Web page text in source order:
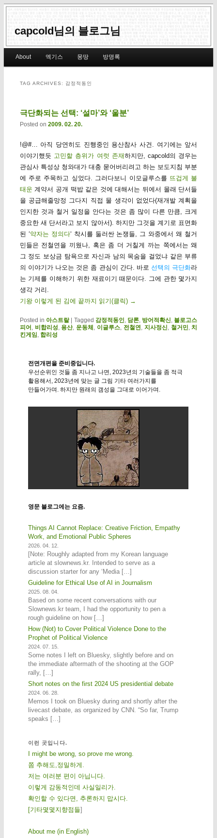
capcold님의 블로그님
Skip to primary content
Skip to secondary content
About 엑기스 몽땅 방명록
TAG ARCHIVES: 감정적동인
극단화되는 선택: ‘설마’와 ‘울분’
Posted on 2009. 02. 20.
!@#… 아직 당연히도 진행중인 용산참사 사건. 여기에는 앞서
이야기했듯 고민할 층위가 여럿 존재하지만, capcold의 경우는
관심사 특성상 청와대가 대충 묻어버리려고 하는 보도지침 부분
에 주로 주목하고 싶었다. 그러다보니 이모글루스를 뜨겁게 불
태운 계약서 공개 떡밥 같은 것에 대해서는 뒤에서 몰래 단서들
을 공급해줄망정 그다지 직접 물 생각이 없었다(재개발 계획을
인지한 것과 철거 일정을 안다는 것은 좀 많이 다른 만큼, 크게
중요한 새 단서라고 보지 않아서). 하지만 그것을 계기로 표면화
된 ‘약자는 정의다‘ 착시를 둘러싼 논쟁들, 그 와중에서 왜 철거
민들은 전철연을 끼웠나, 혹은 좀 더 거칠게 까는 쪽에서는 왜
그 정도 보상금 탐욕으로 자신과 남의 목숨을 걸었냐 같은 부류
의 이야기가 나오는 것은 좀 관심이 간다. 바로선택의 극단화라
는 기제를 이해하기 위한 재료이기 때문이다. 그에 관한 몇가지
생각 거리.
기왕 이렇게 된 김에 끝까지 읽기(클릭) →
Posted in 아스트랄 | Tagged 감정적동인 담론, 방어적확신 블로고스
피어
비합리성 ,용산,운동체 이글루스 전철연 지사정신 철거민 ,치
킨게임 합리성
전면개편을 준비중입니다.
우선순위인 것들 좀 지나고 나면, 2023년의 기술들을 좀 적극
활용해서, 2023년에 맞는 글 그림 기타 여러가지를
만들어가며. 하지만 원래의 갬성을 그대로 이어가며.
영문 블로그에는 요즘.
Things AI Cannot Replace: Creative Friction, Empathy
Work, and Emotional Public Spheres
2026. 04. 12.
[Note: Roughly adapted from my Korean language
article at slownews.kr. Intended to serve as a
discussion starter for any ‘Media […]
Guideline for Ethical Use of AI in Journalism
2025. 08. 04.
Based on some recent conversations with our
Slownews.kr team, I had the opportunity to pen a
rough guideline on how […]
How (Not) to Cover Political Violence Done to the
Prophet of Political Violence
2024. 07. 15.
Some notes I left on Bluesky, slightly before and on
the immediate aftermath of the shooting at the GOP
rally, […]
Short notes on the first 2024 US presidential debate
2024. 06. 28.
Memos I took on Bluesky during and shortly after the
livecast debate, as organized by CNN. “So far, Trump
speaks […]
이런 곳입니다.
I might be wrong, so prove me wrong.
쫌 추해도,정밀하게.
저는 여러분 편이 아닙니다.
이렇게 감동적인데 사실일리가.
확인할 수 있다면, 추론하지 맙시다.
[기 타몇 몇 지 향점 들]
About me (in English)